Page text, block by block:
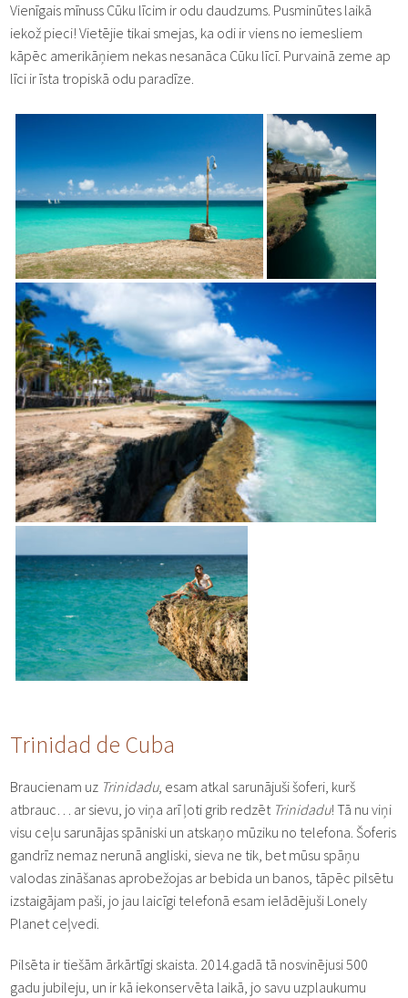
Vienīgais mīnuss Cūku līcim ir odu daudzums. Pusminūtes laikā
iekož pieci! Vietējie tikai smejas, ka odi ir viens no iemesliem
kāpēc amerikāņiem nekas nesanāca Cūku līcī. Purvainā zeme ap
līci ir īsta tropiskā odu paradīze.
Trinidad de Cuba
Braucienam uz Trinidadu, esam atkal sarunājuši šoferi, kurš
atbrauc… ar sievu, jo viņa arī ļoti grib redzēt Trinidadu! Tā nu viņi
visu ceļu sarunājas spāniski un atskaņo mūziku no telefona. Šoferis
gandrīz nemaz nerunā angliski, sieva ne tik, bet mūsu spāņu
valodas zināšanas aprobežojas ar bebida un banos, tāpēc pilsētu
izstaigājam paši, jo jau laicīgi telefonā esam ielādējuši Lonely
Planet ceļvedi.
Pilsēta ir tiešām ārkārtīgi skaista. 2014.gadā tā nosvinējusi 500
gadu jubileju, un ir kā iekonservēta laikā, jo savu uzplaukumu